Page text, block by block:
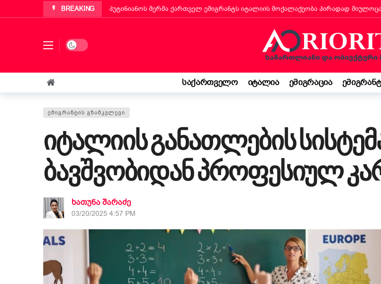
BREAKING პუტინიანოს მერმა ქართველ ემიგრანტს იტალიის მოქალაქეობა პირადად
ქართველმა ემიგრანტმა მოსწავლემ იტალიაში პოეზიის კონკურსი მოიგო
3
რა უნდა იცოდეს „კოლფ-ბადანტემ“ შემოსავლის დეკლარაცია 730-ს შესახებ!
იტალიის პარლამენტმა „უსაფრთხოების დეკრეტი“ დაამტკიცა – რას ნიშნავს ეს
„საფრანგეთმა სიცოცხლე მაჩუქა, საქართველო კი ჩემი ფესვებია“ — 15 წლის
Dark mode
საქართველო იტალია ემიგრაცია
ᲔᲛᲘᲒᲠᲐᲜᲢᲘᲡ ᲒᲖᲐᲛᲙᲕᲚᲔᲕᲘ
იტალიის განათლების
ბავშვობიდან პროფესიულ
ხათუნა შარაძე
03/20/2025 4:57 PM